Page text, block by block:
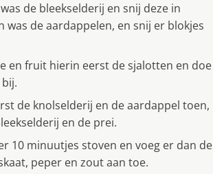
de bleekselderij en snij deze in
was de aardappelen, en snij er blokjes
en fruit hierin eerst de sjalotten en doe
de knolselderij en de aardappel toen,
en de prei.
10 minuutjes stoven en voeg er dan de
peper en zout aan toe.